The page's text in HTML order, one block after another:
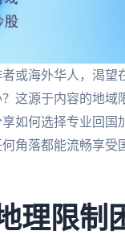
或海外华人，渴望
这源于内容的地
如何选择专业回
角落都能流畅享
理限制